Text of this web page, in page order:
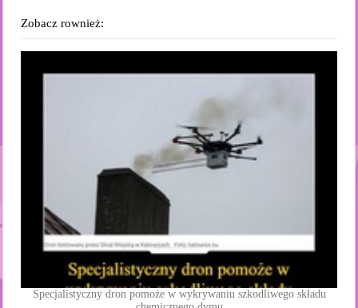
Zobacz rownież:
Specjalistyczny dron pomoże w wykrywaniu szkodliwego składu